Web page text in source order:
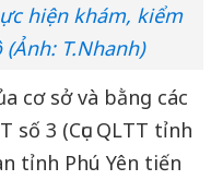
hiện khám, kiểm
T.Nhanh)
cơ sở và bằng các
số 3 (Cục QLTT tỉnh
tỉnh Phú Yên tiến